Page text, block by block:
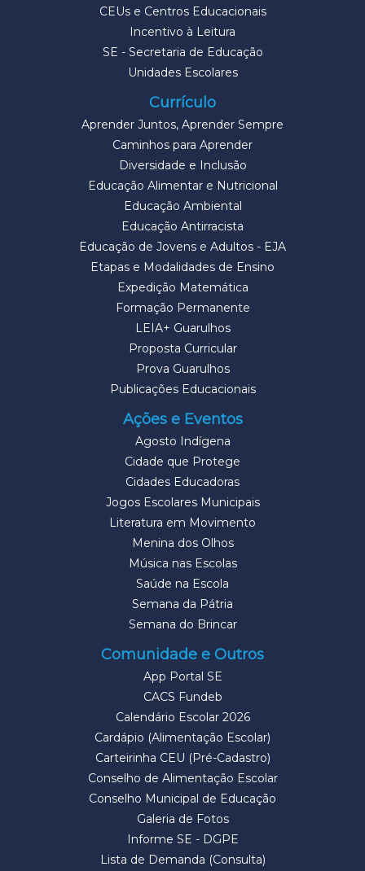
CEUs e Centros Educacionais
Incentivo à Leitura
SE - Secretaria de Educação
Unidades Escolares
Currículo
Aprender Juntos, Aprender Sempre
Caminhos para Aprender
Diversidade e Inclusão
Educação Alimentar e Nutricional
Educação Ambiental
Educação Antirracista
Educação de Jovens e Adultos - EJA
Etapas e Modalidades de Ensino
Expedição Matemática
Formação Permanente
LEIA+ Guarulhos
Proposta Curricular
Prova Guarulhos
Publicações Educacionais
Ações e Eventos
Agosto Indígena
Cidade que Protege
Cidades Educadoras
Jogos Escolares Municipais
Literatura em Movimento
Menina dos Olhos
Música nas Escolas
Saúde na Escola
Semana da Pátria
Semana do Brincar
Comunidade e Outros
App Portal SE
CACS Fundeb
Calendário Escolar 2026
Cardápio (Alimentação Escolar)
Carteirinha CEU (Pré-Cadastro)
Conselho de Alimentação Escolar
Conselho Municipal de Educação
Galeria de Fotos
Informe SE - DGPE
Lista de Demanda (Consulta)